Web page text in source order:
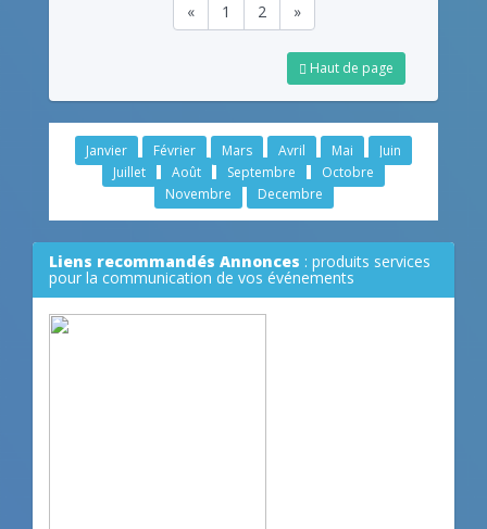
« 1 2 »
Haut de page
Janvier Février Mars Avril Mai
Juin
Juillet
Août Septembre
Octobre
Novembre
Decembre
Liens recommandés Annonces : produits services
pour la communication de vos événements